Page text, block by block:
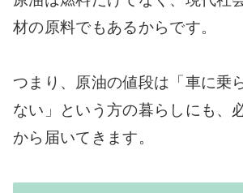
材の原料でもあるからです。
つまり、原油の値段は「車に乗
ない」という方の暮らしにも、
から届いてきます。